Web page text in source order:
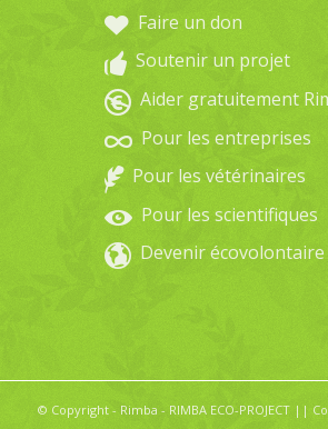
Faire un don
Soutenir un projet
Aider gratuitement
Pour les entreprises
Pour les vétérinaires
Pour les scientifiques
Devenir écovolontaire
© Copyright - Rimba - RIMBA ECO-PROJECT ||